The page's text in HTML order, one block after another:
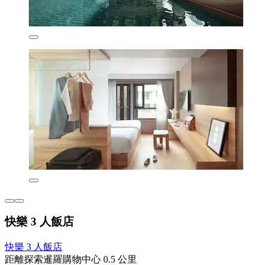
快樂 3 人飯店
快樂 3 人飯店
距離探索暹羅購物中心 0.5 公里